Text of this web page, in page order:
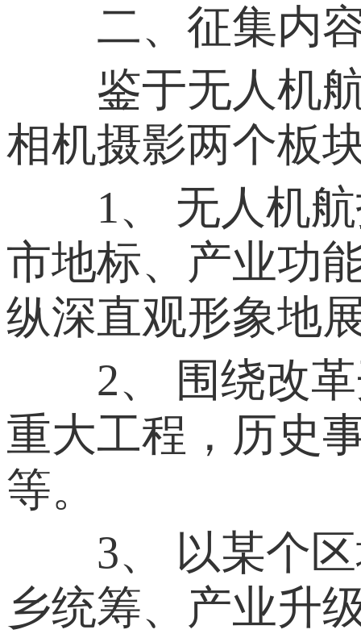
二、征集内
鉴于无人机航
相机摄影两个板
1、 无人机航
市地标、产业功
纵深直观形象地
2、 围绕改革
重大工程，历史
等。
3、 以某个区
乡统筹、产业升